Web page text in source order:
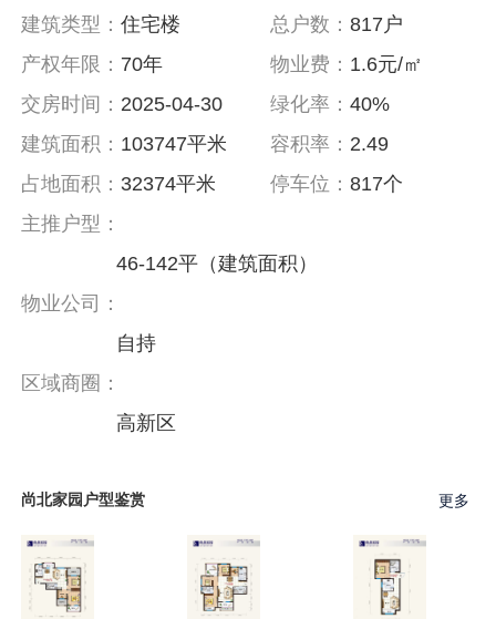
建筑类型：住宅楼 总户数：817户
产权年限： 70年 物业费： 1.6元/㎡
交房时间： 2025-04-30 绿化率：40%
建筑面积： 103747平米 容积率： 2.49
占地面积： 32374平米 停车位：817个
主推户型：
46-142平（建筑面积）
物业公司：
自持
区域商圈：
高新区
尚北家园户型鉴赏 更多